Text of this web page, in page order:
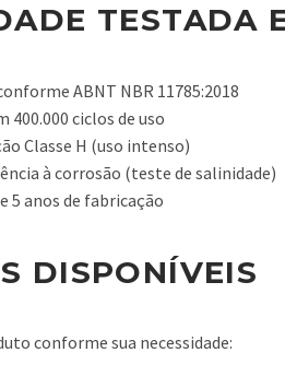
TESTADA
ABNT NBR 11785:2018
400.000 ciclos de uso
Classe H (uso intenso)
à corrosão (teste de salinidade)
5 anos de fabricação
DISPONÍVEIS
conforme sua necessidade: